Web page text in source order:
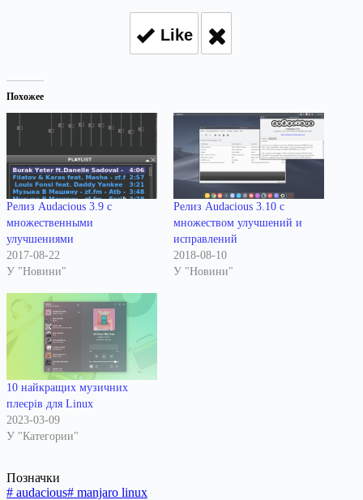
Like
Похожее
Релиз Audacious 3.9 с
множественными
улучшениями
2017-08-22
У "Новини"
Релиз Audacious 3.10 с
множеством улучшений и
исправлений
2018-08-10
У "Новини"
10 найкращих музичних
плеєрів для Linux
2023-03-09
У "Категории"
Позначки
# audacious# manjaro linux